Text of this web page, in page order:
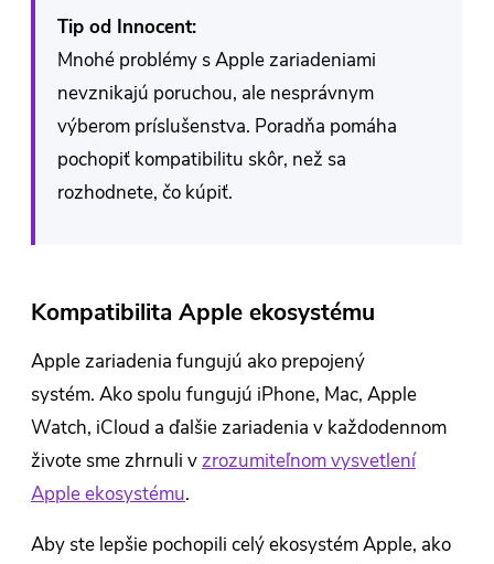
Tip od Innocent:
Mnohé problémy s Apple zariadeniami
nevznikajú poruchou, ale nesprávnym
výberom príslušenstva. Poradňa pomáha
pochopiť kompatibilitu skôr, než sa
rozhodnete, čo kúpiť.
Kompatibilita Apple ekosystému
Apple zariadenia fungujú ako prepojený
systém. Ako spolu fungujú iPhone, Mac, Apple
Watch, iCloud a ďalšie zariadenia v každodennom
živote sme zhrnuli vzrozumiteľnom vysvetlení
Apple ekosystému.
Aby ste lepšie pochopili celý ekosystém Apple, ako